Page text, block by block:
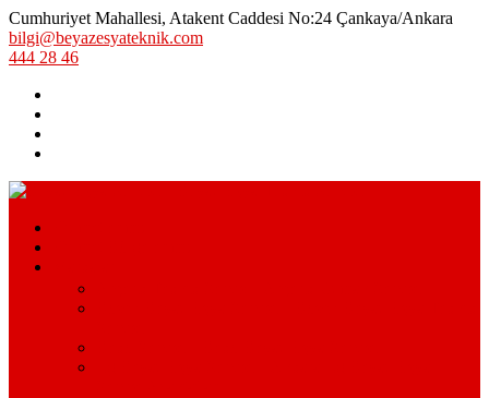
Cumhuriyet Mahallesi, Atakent Caddesi No:24 Çankaya/Ankara
bilgi@beyazesyateknik.com
444 28 46